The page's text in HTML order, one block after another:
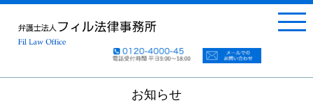
お知らせ